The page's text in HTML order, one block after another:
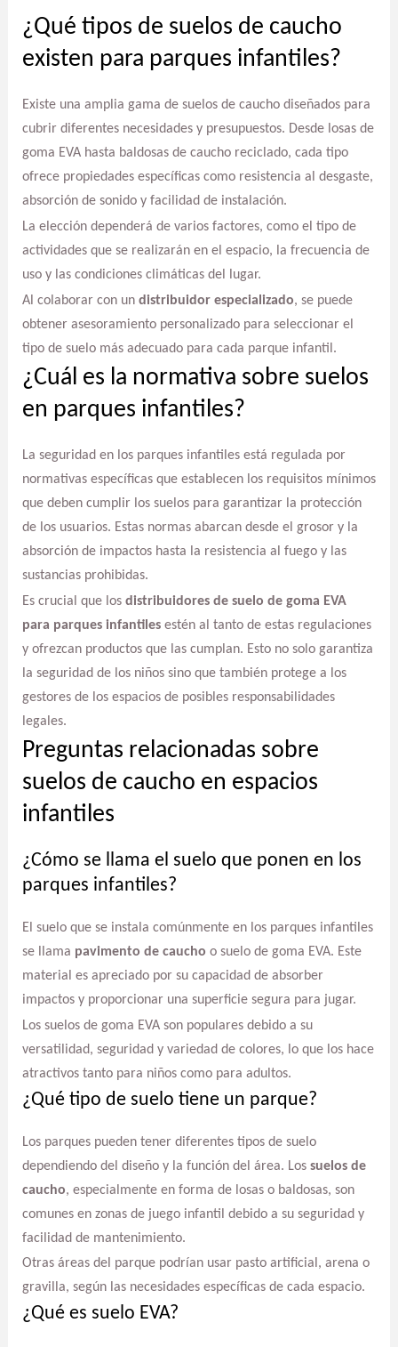
¿Qué tipos de suelos de caucho
existen para parques infantiles?
Existe una amplia gama de suelos de caucho diseñados para
cubrir diferentes necesidades y presupuestos. Desde losas de
goma EVA hasta baldosas de caucho reciclado, cada tipo
ofrece propiedades específicas como resistencia al desgaste,
absorción de sonido y facilidad de instalación.
La elección dependerá de varios factores, como el tipo de
actividades que se realizarán en el espacio, la frecuencia de
uso y las condiciones climáticas del lugar.
Al colaborar con un distribuidor especializado, se puede
obtener asesoramiento personalizado para seleccionar el
tipo de suelo más adecuado para cada parque infantil.
¿Cuál es la normativa sobre suelos
en parques infantiles?
La seguridad en los parques infantiles está regulada por
normativas específicas que establecen los requisitos mínimos
que deben cumplir los suelos para garantizar la protección
de los usuarios. Estas normas abarcan desde el grosor y la
absorción de impactos hasta la resistencia al fuego y las
sustancias prohibidas.
Es crucial que los distribuidores de suelo de goma EVA
para parques infantilesestén al tanto de estas regulaciones
y ofrezcan productos que las cumplan. Esto no solo garantiza
la seguridad de los niños sino que también protege a los
gestores de los espacios de posibles responsabilidades
legales.
Preguntas relacionadas sobre
suelos de caucho en espacios
infantiles
¿Cómo se llama el suelo que ponen en los
parques infantiles?
El suelo que se instala comúnmente en los parques infantiles
se llama pavimento de caucho o suelo de goma EVA. Este
material es apreciado por su capacidad de absorber
impactos y proporcionar una superficie segura para jugar.
Los suelos de goma EVA son populares debido a su
versatilidad, seguridad y variedad de colores, lo que los hace
atractivos tanto para niños como para adultos.
¿Qué tipo de suelo tiene un parque?
Los parques pueden tener diferentes tipos de suelo
dependiendo del diseño y la función del área. Los suelos de
caucho, especialmente en forma de losas o baldosas, son
comunes en zonas de juego infantil debido a su seguridad y
facilidad de mantenimiento.
Otras áreas del parque podrían usar pasto artificial, arena o
gravilla, según las necesidades específicas de cada espacio.
¿Qué es suelo EVA?